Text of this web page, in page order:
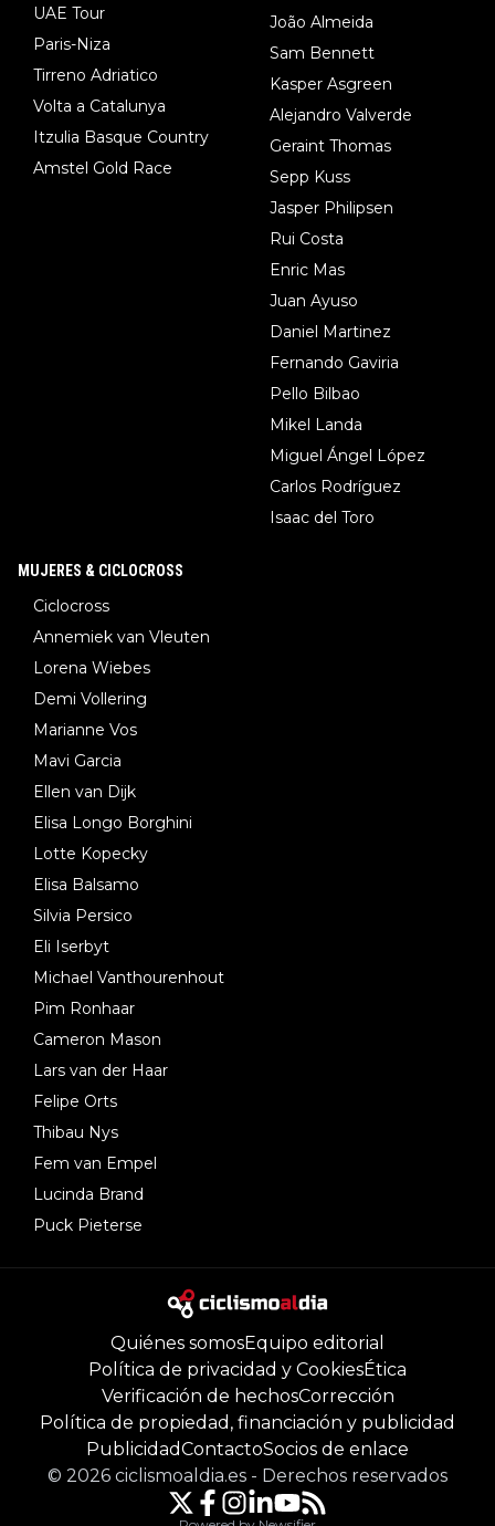
UAE Tour
Paris-Niza
Tirreno Adriatico
Volta a Catalunya
Itzulia Basque Country
Amstel Gold Race
João Almeida
Sam Bennett
Kasper Asgreen
Alejandro Valverde
Geraint Thomas
Sepp Kuss
Jasper Philipsen
Rui Costa
Enric Mas
Juan Ayuso
Daniel Martinez
Fernando Gaviria
Pello Bilbao
Mikel Landa
Miguel Ángel López
Carlos Rodríguez
Isaac del Toro
MUJERES & CICLOCROSS
Ciclocross
Annemiek van Vleuten
Lorena Wiebes
Demi Vollering
Marianne Vos
Mavi Garcia
Ellen van Dijk
Elisa Longo Borghini
Lotte Kopecky
Elisa Balsamo
Silvia Persico
Eli Iserbyt
Michael Vanthourenhout
Pim Ronhaar
Cameron Mason
Lars van der Haar
Felipe Orts
Thibau Nys
Fem van Empel
Lucinda Brand
Puck Pieterse
Quiénes somosEquipo editorial
Política de privacidad y CookiesÉtica
Verificación de hechosCorrección
Política de propiedad, financiación y publicidad
PublicidadContactoSocios de enlace
© 2026 ciclismoaldia.es - Derechos reservados